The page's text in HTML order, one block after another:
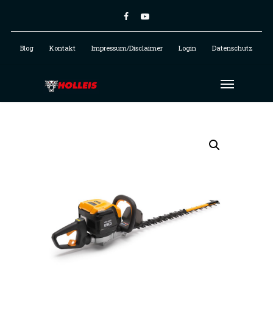
Blog Kontakt Impressum/Disclaimer Login Datenschutz